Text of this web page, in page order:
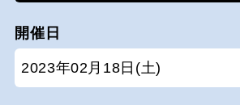
開催日
2023年02月18日(土)